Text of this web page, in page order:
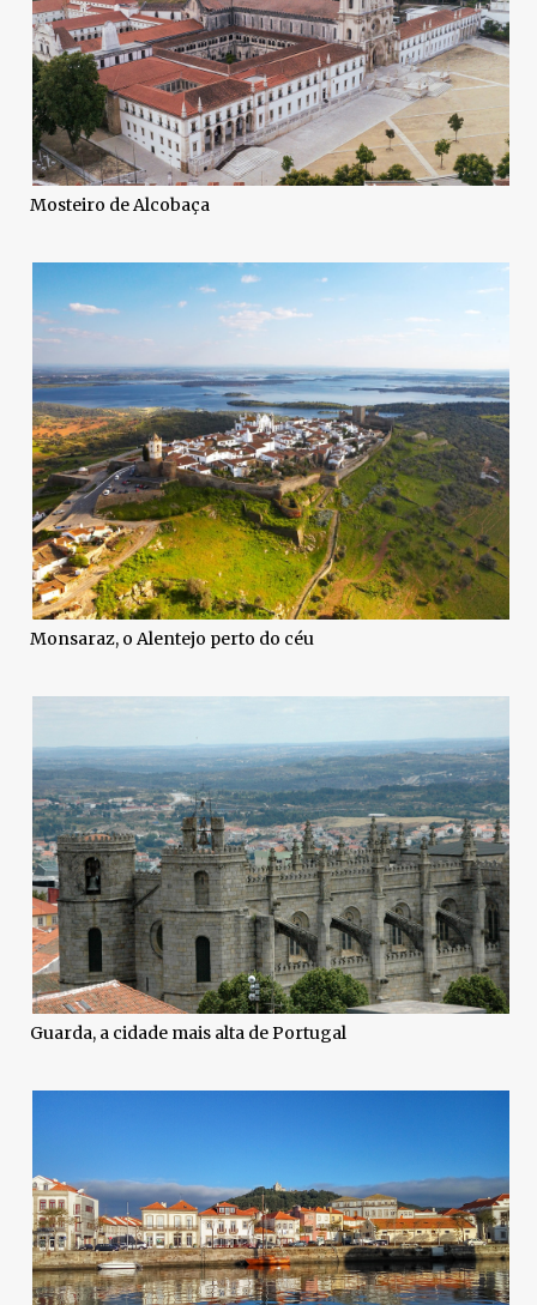
Mosteiro de Alcobaça
Monsaraz, o Alentejo perto do céu
Guarda, a cidade mais alta de Portugal